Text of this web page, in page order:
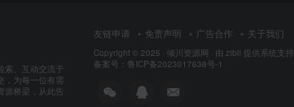
索、互动交流于
，为每一位有需
源桥梁，从此告
友链申请 免责声明 广告合作 关于我们
Copyright © 2025 · 倾川资源网 · 由 zibll 提供系统支持
备案号：鲁ICP备2023017638号-1